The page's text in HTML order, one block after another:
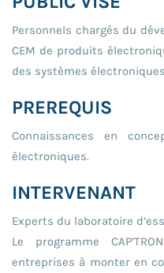
Personnels chargés du
CEM de produits
des systèmes
PREREQUIS
Connaissances en
électroniques.
INTERVENANT
Experts du laboratoire
Le programme
entreprises à monter en